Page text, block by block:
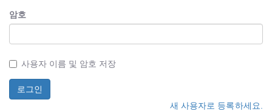
암호
사용자 이름 및 암호 저장
새 사용자로 등록하세요.